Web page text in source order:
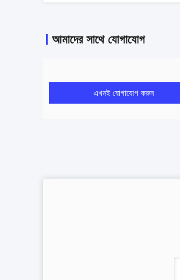
আমাদের সাথে যোগাযোগ
এখনই যোগাযোগ করুন